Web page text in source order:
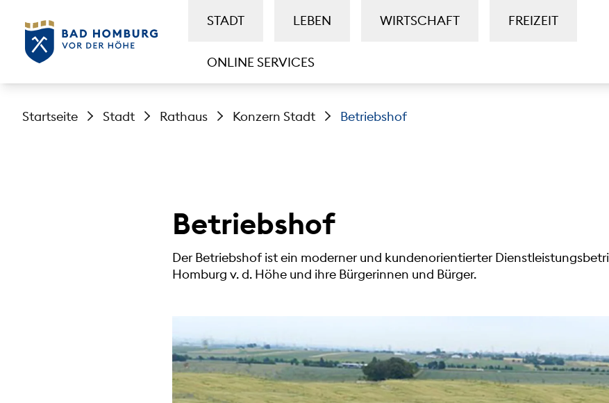
STADT LEBEN WIRTSCHAFT FREIZEIT
ONLINE SERVICES
Startseite Stadt Rathaus Konzern Stadt Betriebshof
Betriebshof
Der Betriebshof ist ein moderner und kundenorientierter
Homburg v. d. Höhe und ihre Bürgerinnen und Bürger.